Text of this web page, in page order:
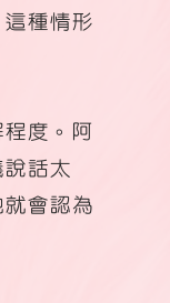
種情形
度。阿
話太
會認為